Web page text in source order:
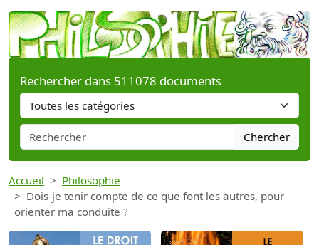
Rechercher dans 511078 documents
Chercher
Accueil
Philosophie
Dois-je tenir compte de ce que font les autres, pour
orienter ma conduite ?